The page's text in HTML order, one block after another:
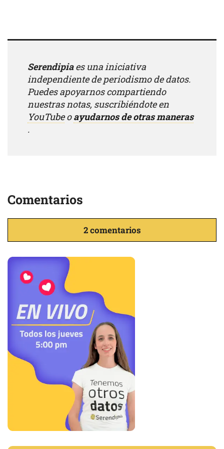
Serendipiaes una iniciativa
independiente de periodismo de datos.
Puedes apoyarnos compartiendo
nuestras notas, suscribiéndote en
YouTubeoayudarnos de otras maneras
.
Comentarios
2 comentarios